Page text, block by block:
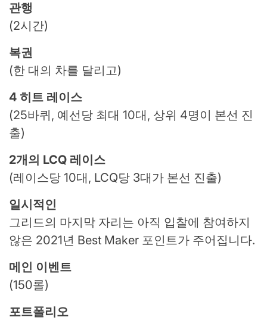
관행
(2시간)
복권
(한 대의 차를 달리고)
4 히트 레이스
(25바퀴, 예선당 최대 10대, 상위 4명이 본선 진
출)
2개의 LCQ 레이스
(레이스당 10대, LCQ당 3대가 본선 진출)
일시적인
그리드의 마지막 자리는 아직 입찰에 참여하지
않은 2021년 Best Maker 포인트가 주어집니다.
메인 이벤트
(150롤)
포트폴리오